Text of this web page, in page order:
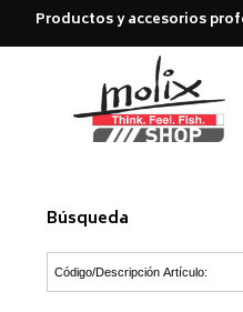
Productos y accesorios
Búsqueda